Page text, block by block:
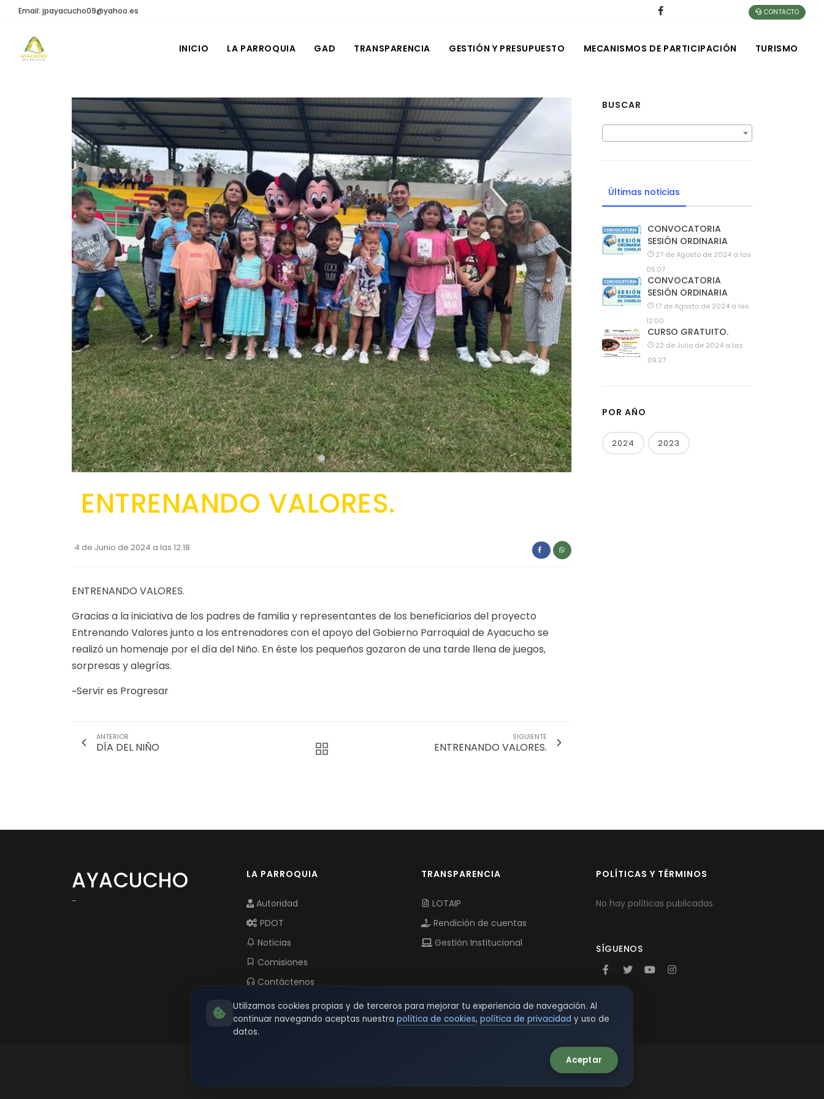
Email: jpayacucho09@yahoo.es CONTACTO
INICIO LA PARROQUIA GAD TRANSPARENCIA GESTIÓN Y PRESUPUESTO MECANISMOS DE PARTICIPACIÓN TURISMO
ENTRENANDO VALORES.
4 de Junio de 2024 a las 12:18
ENTRENANDO VALORES.
Gracias a la iniciativa de los padres de familia y representantes de los beneficiarios del proyecto
Entrenando Valores junto a los entrenadores con el apoyo del Gobierno Parroquial de Ayacucho se
realizó un homenaje por el día del Niño. En éste los pequeños gozaron de una tarde llena de juegos,
sorpresas y alegrías.
~Servir es Progresar
ANTERIOR
DÍA DEL NIÑO
SIGUIENTE
ENTRENANDO VALORES.
BUSCAR
Últimas noticias
CONVOCATORIA
SESIÓN ORDINARIA
27 de Agosto de 2024 a las
05:07
CONVOCATORIA
SESIÓN ORDINARIA
17 de Agosto de 2024 a las
12:00
CURSO GRATUITO.
22 de Julio de 2024 a las
09:27
POR AÑO
2024 2023
AYACUCHO
-
LA PARROQUIA
Autoridad
PDOT
Noticias
Comisiones
Contáctenos
TRANSPARENCIA
LOTAIP
Rendición de cuentas
Gestión Institucional
POLÍTICAS Y TÉRMINOS
No hay políticas publicadas.
SÍGUENOS
Utilizamos cookies propias y de terceros para mejorar tu experiencia de navegación. Al
continuar navegando aceptas nuestra política de cookies, política de privacidad y uso de
datos.
Aceptar